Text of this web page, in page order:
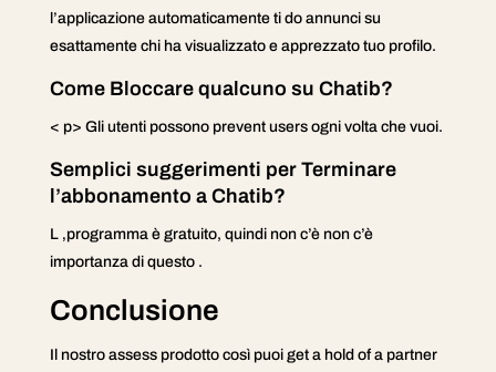
l’applicazione automaticamente ti do annunci su
esattamente chi ha visualizzato e apprezzato tuo profilo.
Come Bloccare qualcuno su Chatib?
< p> Gli utenti possono prevent users ogni volta che vuoi.
Semplici suggerimenti per Terminare
l’abbonamento a Chatib?
L ‚programma è gratuito, quindi non c’è non c’è
importanza di questo .
Conclusione
Il nostro assess prodotto così puoi get a hold of a partner